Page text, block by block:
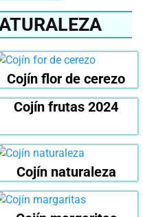
Cojín flor de cerezo
Cojín frutas 2024
Cojín naturaleza